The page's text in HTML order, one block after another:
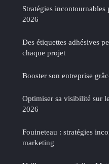
Stratégies
2026
Des étiquettes adhésives
chaque projet
Booster son entreprise
Optimiser sa visibilité sur
2026
Fouineteau : stratégies
marketing